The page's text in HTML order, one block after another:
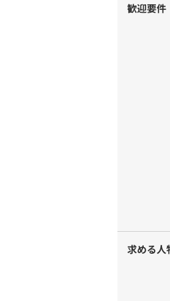
歓迎要件
求める人